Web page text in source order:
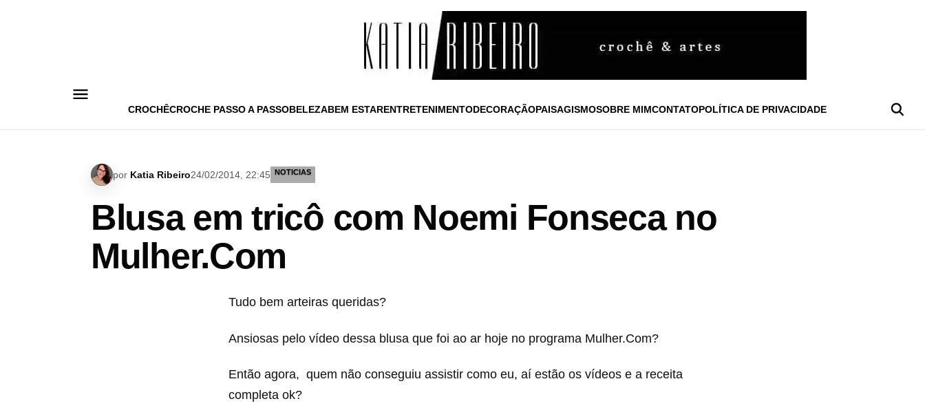
CROCHÊCROCHE PASSO A PASSOBELEZABEM ESTARENTRETENIMENTODECORAÇÃOPAISAGISMOSOBRE MIMCONTATOPOLÍTICA DE PRIVACIDADE
por Katia Ribeiro24/02/2014, 22:45 NOTICIAS
Blusa em tricô com Noemi Fonseca no
Mulher.Com
Tudo bem arteiras queridas?
Ansiosas pelo vídeo dessa blusa que foi ao ar hoje no programa Mulher.Com?
Então agora, quem não conseguiu assistir como eu, aí estão os vídeos e a receita
completa ok?